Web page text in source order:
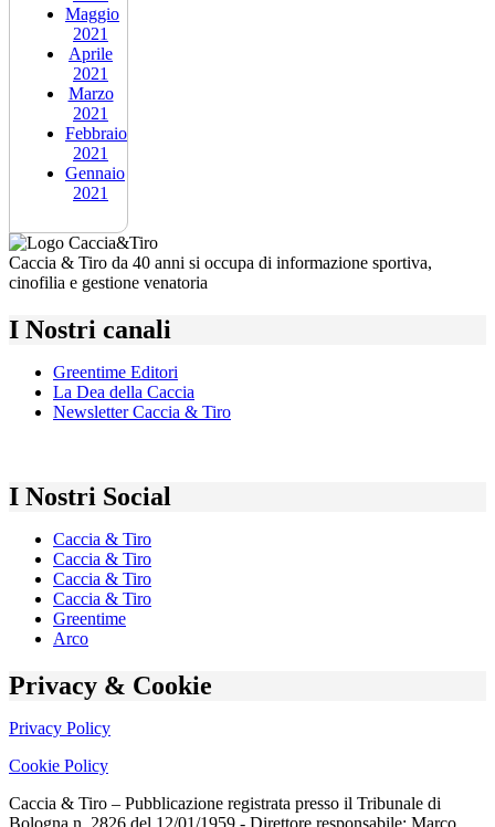
Maggio
2021
Aprile
2021
Marzo
2021
Febbraio
2021
Gennaio
2021
Caccia & Tiro da 40 anni si occupa di informazione sportiva,
cinofilia e gestione venatoria
I Nostri canali
Greentime Editori
La Dea della Caccia
Newsletter Caccia & Tiro
I Nostri Social
Caccia & Tiro
Caccia & Tiro
Caccia & Tiro
Caccia & Tiro
Greentime
Arco
Privacy & Cookie
Privacy Policy
Cookie Policy
Caccia & Tiro – Pubblicazione registrata presso il Tribunale di
Bologna n. 2826 del 12/01/1959 - Direttore responsabile: Marco